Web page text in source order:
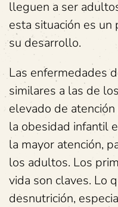
lleguen a ser
esta situación es un
su desarrollo.
Las enfermedades
similares a las de
elevado de
la obesidad infantil
la mayor atención,
los adultos. Los
vida son claves. Lo
desnutrición,